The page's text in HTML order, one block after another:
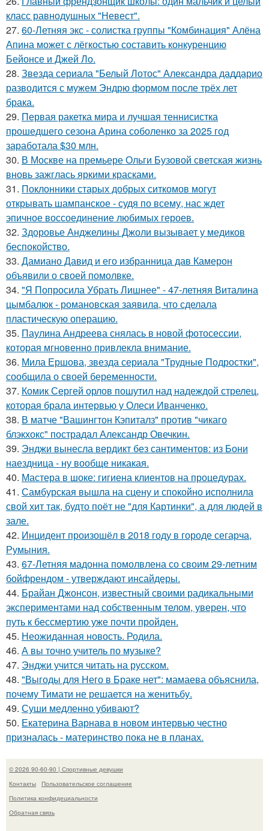
класс равнодушных "Невест".
27. 60-Летняя экс - солистка группы "Комбинация" Алёна
Апина может с лёгкостью составить конкуренцию
Бейонсе и Джей Ло.
28. Звезда сериала "Белый Лотос" Александра даддарио
разводится с мужем Эндрю формом после трёх лет
брака.
29. Первая ракетка мира и лучшая теннисистка
прошедшего сезона Арина соболенко за 2025 год
заработала $30 млн.
30. В Москве на премьере Ольги Бузовой светская жизнь
вновь зажглась яркими красками.
31. Поклонники старых добрых ситкомов могут
открывать шампанское - судя по всему, нас ждет
эпичное воссоединение любимых героев.
32. Здоровье Анджелины Джоли вызывает у медиков
беспокойство.
33. Дамиано Давид и его избранница дав Камерон
объявили о своей помолвке.
34. "Я Попросила Убрать Лишнее" - 47-летняя Виталина
цымбалюк - романовская заявила, что сделала
пластическую операцию.
35. Паулина Андреева снялась в новой фотосессии,
которая мгновенно привлекла внимание.
36. Мила Ершова, звезда сериала "Трудные Подростки",
сообщила о своей беременности.
37. Комик Сергей орлов пошутил над надеждой стрелец,
которая брала интервью у Олеси Иванченко.
38. В матче "Вашингтон Кэпиталз" против "чикаго
блэкхокс" пострадал Александр Овечкин.
39. Энджи вынесла вердикт без сантиментов: из Бони
наездница - ну вообще никакая.
40. Мастера в шоке: гигиена клиентов на процедурах.
41. Самбурская вышла на сцену и спокойно исполнила
свой хит так, будто поёт не "для Картинки", а для людей в
зале.
42. Инцидент произошёл в 2018 году в городе сегарча,
Румыния.
43. 67-Летняя мадонна помолвлена со своим 29-летним
бойфрендом - утверждают инсайдеры.
44. Брайан Джонсон, известный своими радикальными
экспериментами над собственным телом, уверен, что
путь к бессмертию уже почти пройден.
45. Неожиданная новость. Родила.
46. А вы точно учитель по музыке?
47. Энджи учится читать на русском.
48. "Выгоды для Него в Браке нет": мамаева объяснила,
почему Тимати не решается на женитьбу.
49. Суши медленно убивают?
50. Екатерина Варнава в новом интервью честно
призналась - материнство пока не в планах.
© 2026 90-60-90 | Спортивные девушки
Контакты
Пользовательское соглашение
Политика конфидециальности
Обратная связь